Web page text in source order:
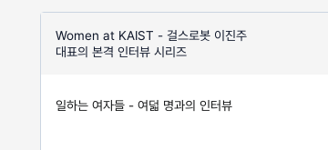
Women at KAIST - 걸스로봇 이진주
대표의 본격 인터뷰 시리즈
일하는 여자들 - 여덟 명과의 인터뷰